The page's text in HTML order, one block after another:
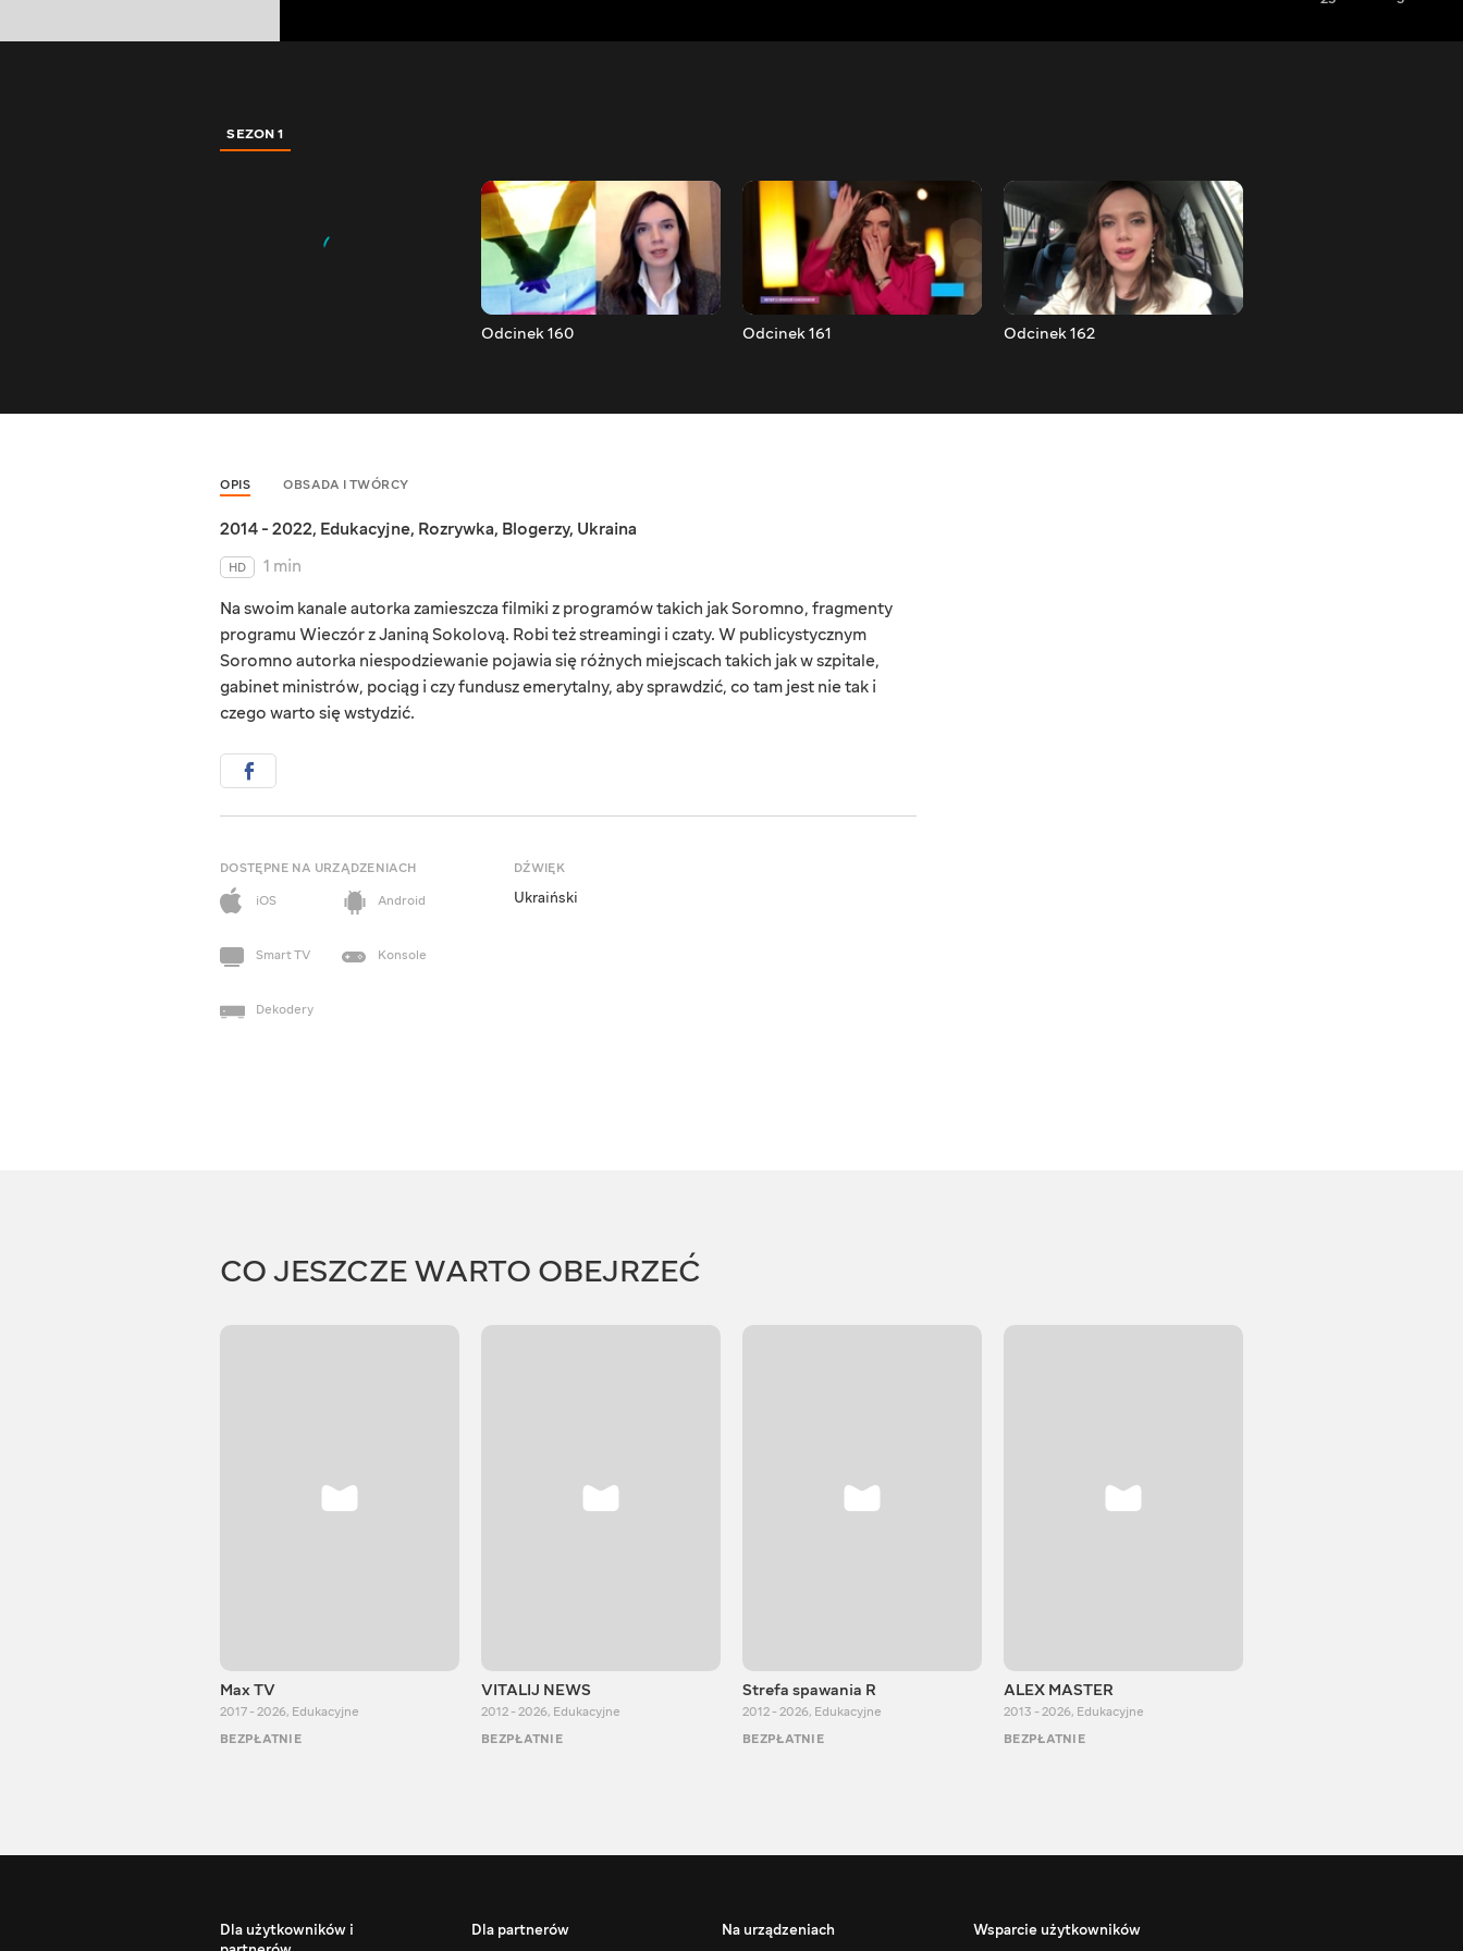
SEZON 1
Odcinek 160 Odcinek 161 Odcinek 162
OPIS OBSADA I TWÓRCY
2014 - 2022, Edukacyjne, Rozrywka, Blogerzy, Ukraina
HD
1 min
Na swoim kanale autorka zamieszcza filmiki z programów takich jak Soromno, fragmenty
programu Wieczór z Janiną Sokolovą. Robi też streamingi i czaty. W publicystycznym
Soromno autorka niespodziewanie pojawia się różnych miejscach takich jak w szpitale,
gabinet ministrów, pociąg i czy fundusz emerytalny, aby sprawdzić, co tam jest nie tak i
czego warto się wstydzić.
DOSTĘPNE NA URZĄDZENIACH
iOS
Android
Smart TV Konsole
Dekodery
DŹWIĘK
Ukraiński
CO JESZCZE WARTO OBEJRZEĆ
Max TV
2017 - 2026, Edukacyjne
BEZPŁATNIE
VITALIJ NEWS
2012 - 2026, Edukacyjne
BEZPŁATNIE
Strefa spawania R
2012 - 2026, Edukacyjne
BEZPŁATNIE
ALEX MASTER
2013 - 2026, Edukacyjne
BEZPŁATNIE
Dla użytkowników i
Dla partnerów Na urządzeniach Wsparcie użytkowników